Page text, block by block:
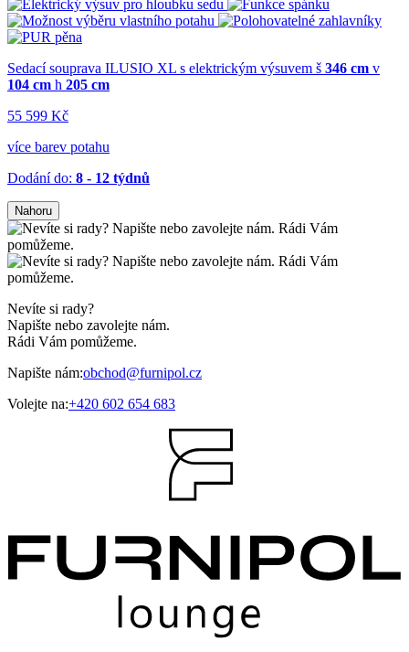
Sedací souprava ILUSIO XL s elektrickým výsuvem š 346 cm v
104 cm h 205 cm
55 599 Kč
více barev potahu
Dodání do: 8 - 12 týdnů
Nahoru
Nevíte si rady?
Napište nebo zavolejte nám.
Rádi Vám pomůžeme.
Napište nám:obchod@furnipol.cz
Volejte na:+420 602 654 683